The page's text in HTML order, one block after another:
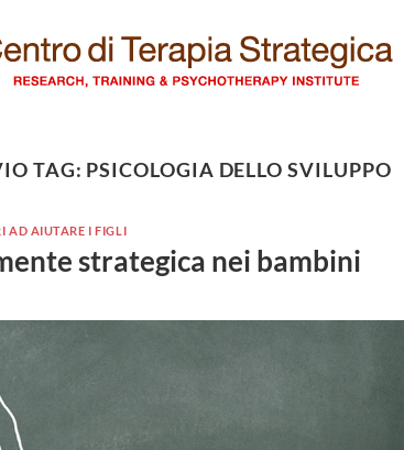
TAG: PSICOLOGIA DELLO SVILUPPO
AD AIUTARE I FIGLI
strategica nei bambini